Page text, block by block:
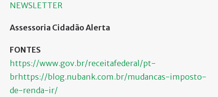
NEWSLETTER
Assessoria Cidadão Alerta
FONTES
https://www.gov.br/receitafederal/pt-
brhttps://blog.nubank.com.br/mudancas-imposto-
de-renda-ir/